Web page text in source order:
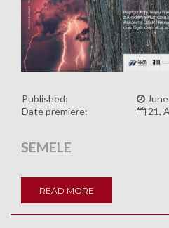
Published:
Date premiere:
21,
SEMELE
READ MORE